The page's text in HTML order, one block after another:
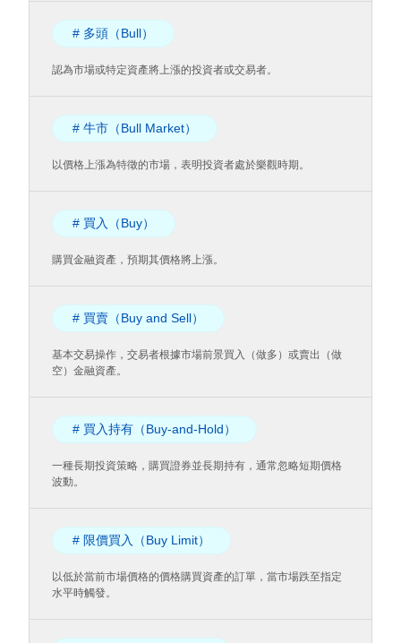
# 多頭（Bull）
認為市場或特定資產將上漲的投資者或交易者。
# 牛市（Bull Market）
以價格上漲為特徵的市場，表明投資者處於樂觀時期。
# 買入（Buy）
購買金融資產，預期其價格將上漲。
# 買賣（Buy and Sell）
基本交易操作，交易者根據市場前景買入（做多）或賣出（做
空）金融資產。
# 買入持有（Buy-and-Hold）
一種長期投資策略，購買證券並長期持有，通常忽略短期價格
波動。
# 限價買入（Buy Limit）
以低於當前市場價格的價格購買資產的訂單，當市場跌至指定
水平時觸發。